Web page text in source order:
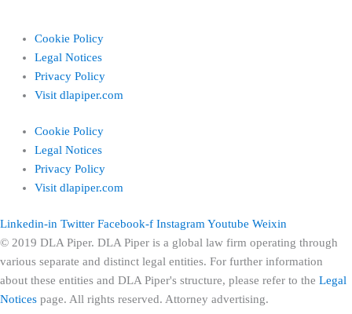
Cookie Policy
Legal Notices
Privacy Policy
Visit dlapiper.com
Cookie Policy
Legal Notices
Privacy Policy
Visit dlapiper.com
Linkedin-in Twitter Facebook-f Instagram Youtube Weixin
© 2019 DLA Piper. DLA Piper is a global law firm operating through
various separate and distinct legal entities. For further information
about these entities and DLA Piper's structure, please refer to the Legal
Notices page. All rights reserved. Attorney advertising.